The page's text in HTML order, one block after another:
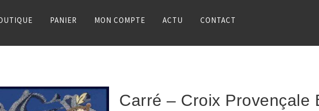
PANIER MON COMPTE ACTU CONTACT
Carré – Croix Provençale